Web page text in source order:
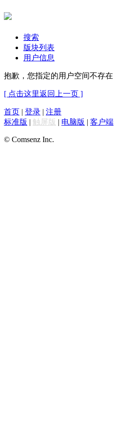
搜索
版块列表
用户信息
抱歉，您指定的用户空间不存在
[ 点击这里返回上一页 ]
首页 | 登录 | 注册
标准版 | 触屏版 | 电脑版 | 客户端
© Comsenz Inc.